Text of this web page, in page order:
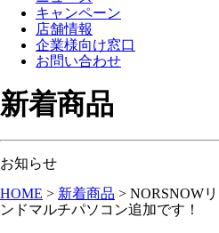
キャンペーン
店舗情報
企業様向け窓口
お問い合わせ
新着商品
お知らせ
HOME > 新着商品 > NORSNOW
ンドマルチパソコン追加です！